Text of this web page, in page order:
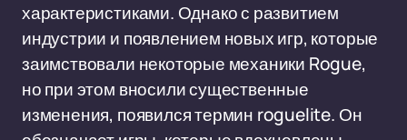
характеристиками. Однако с развитием
индустрии и появлением новых игр, которые
заимствовали некоторые механики Rogue,
но при этом вносили существенные
изменения, появился термин roguelite. Он